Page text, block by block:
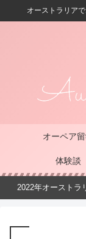
オーストラリア
オーペア
体験談
2022年オーストラ